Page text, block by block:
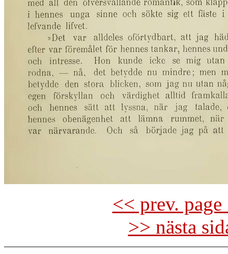
<< prev.
>> nästa